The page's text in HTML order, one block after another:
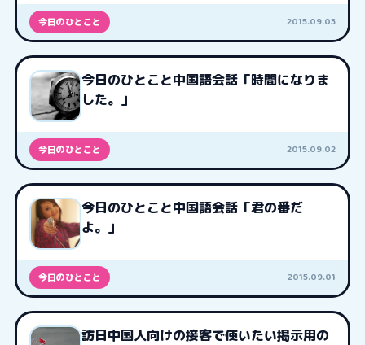
今日のひとこと 2015.09.03
今日のひとこと中国語会話「時間になりま
した。」
今日のひとこと 2015.09.02
今日のひとこと中国語会話「君の番だ
よ。」
今日のひとこと 2015.09.01
訪日中国人向けの接客で使いたい掲示用の